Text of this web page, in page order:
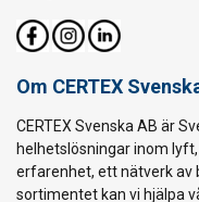
Om CERTEX
CERTEX Svenska AB är
helhetslösningar inom
erfarenhet, ett nätverk av
sortimentet kan vi hjälpa